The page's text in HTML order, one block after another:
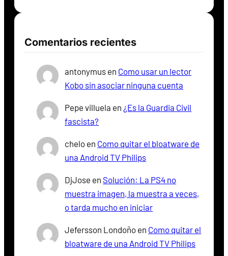
Comentarios recientes
antonymus en Como usar un lector
Kobo sin asociar ninguna cuenta
Pepe villuela en ¿Es la Guardia Civil
fascista?
chelo en Como quitar el bloatware de
una Android TV Philips
DjJose en Solución: La PS4 no
muestra imagen, la muestra a veces,
o tarda mucho en iniciar
Jefersson Londoño en Como quitar el
bloatware de una Android TV Philips